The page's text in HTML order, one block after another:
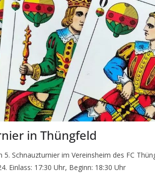
in Thüngfeld
5. Schnauzturnier im Vereinsheim des FC
Einlass: 17:30 Uhr, Beginn: 18:30 Uhr